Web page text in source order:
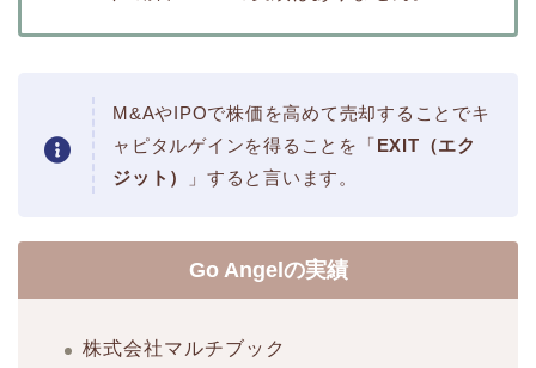
M&AやIPOで株価を高めて売却することでキ
ャピタルゲインを得ることを「EXIT（エク
ジット）
」すると言います。
Go Angelの実績
株式会社マルチブック